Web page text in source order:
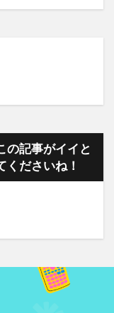
の記事がイイと
ださいね！